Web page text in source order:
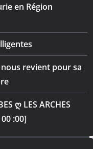
en Région
revient pour sa
ღ LES ARCHES
:00]